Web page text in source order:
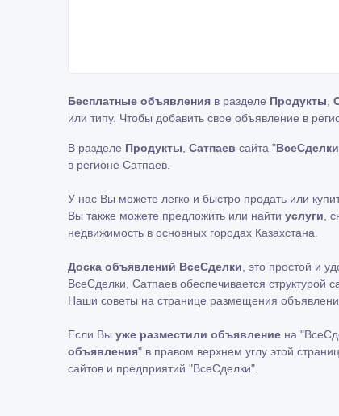
Бесплатные объявления в разделе Продукты
или типу. Чтобы добавить свое объявление в
В разделе Продукты Сатпаев сайта "
в регионе Сатпаев.
У нас Вы можете легко и быстро продать или
Вы также можете предложить или найти услуги ,
недвижимость в основных городах Казахстана.
Доска объявлений ВсеСделки , это простой и
ВсеСделки, Сатпаев обеспечивается
Наши советы на странице размещения
Если Вы уже разместили объявление на
объявления" в правом верхнем углу этой
сайтов и предприятий "ВсеСделки".